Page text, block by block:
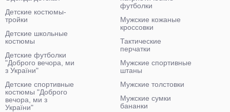
Детские костюмы-
тройки
Детские школьные
костюмы
Детские футболки
"Доброго вечора, ми
з України"
Детские спортивные
костюмы "Доброго
вечора, ми з
України"
футболки
Мужские кожаные
кроссовки
Тактические
перчатки
Мужские спортивные
штаны
Мужские толстовки
Мужские сумки
бананки